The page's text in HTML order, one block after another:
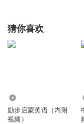
猜你喜欢
励步启蒙英语（内附
视频）